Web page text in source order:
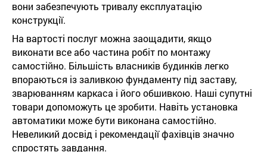
вони забезпечують тривалу експлуатацію
конструкції.
На вартості послуг можна заощадити, якщо
виконати все або частина робіт по монтажу
самостійно. Більшість власників будинків легко
впораються із заливкою фундаменту під заставу,
зварюванням каркаса і його обшивкою. Наші супутні
товари допоможуть це зробити. Навіть установка
автоматики може бути виконана самостійно.
Невеликий досвід і рекомендації фахівців значно
спростять завдання.